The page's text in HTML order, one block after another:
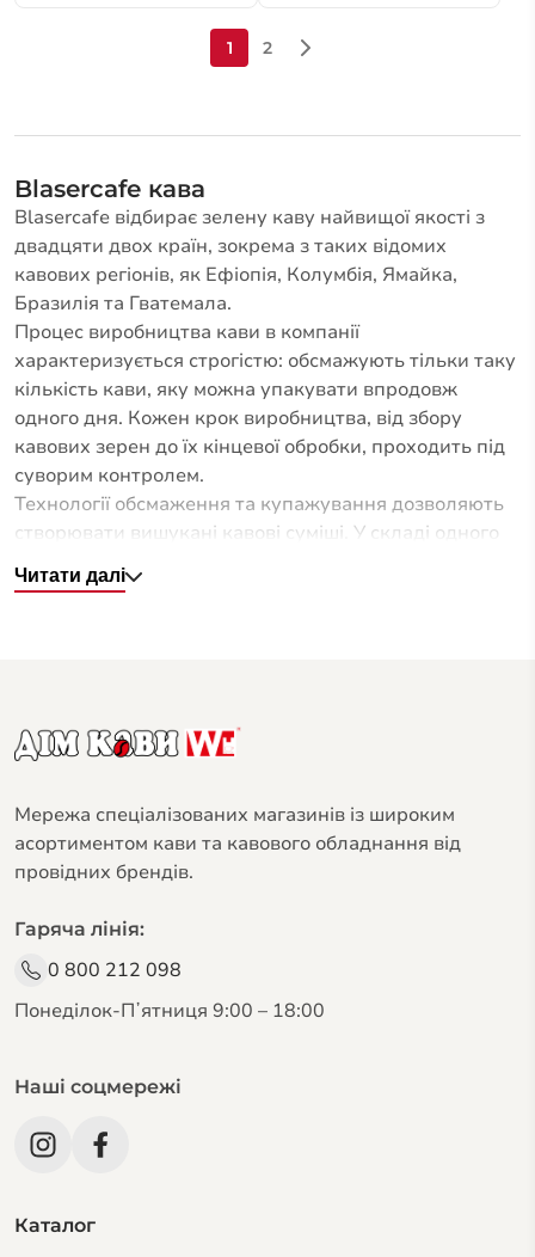
1 2
Blasercafe кава
Blasercafе відбирає зелену каву найвищої якості з
двадцяти двох країн, зокрема з таких відомих
кавових регіонів, як Ефіопія, Колумбія, Ямайка,
Бразилія та Гватемала.
Процес виробництва кави в компанії
характеризується строгістю: обсмажують тільки таку
кількість кави, яку можна упакувати впродовж
одного дня. Кожен крок виробництва, від збору
кавових зерен до їх кінцевої обробки, проходить під
суворим контролем.
Технології обсмаження та купажування дозволяють
створювати вишукані кавові суміші. У складі одного
кавового бленду може бути до 12 різних сортів кави,
що дає змогу формувати неповторні смакові відтінки.
Різновиди кави Blaser
Classic Line:
смаковими відтінками та інтенсивними
ароматами.
Обсмажування: Делікатне віденське, що
забезпечує рівномірне просмажування до ядра.
купажів Symphony і Crema.
Читати далі
Мережа спеціалізованих магазинів із широким
асортиментом кави та кавового обладнання від
провідних брендів.
Гаряча лінія:
0 800 212 098
Понеділок-Пʼятниця 9:00 – 18:00
Наші соцмережі
Каталог